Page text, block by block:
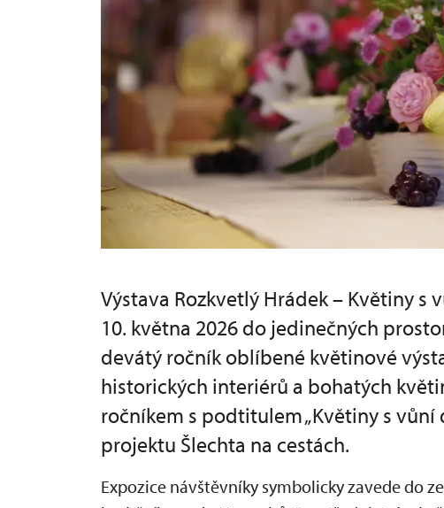
Výstava Rozkvetlý Hrádek – Květiny s
10. května 2026 do jedinečných
devátý ročník oblíbené květinové
historických interiérů a bohatých
ročníkem s podtitulem „Květiny s vůní
projektu Šlechta na cestách.
Expozice návštěvníky symbolicky zavede do